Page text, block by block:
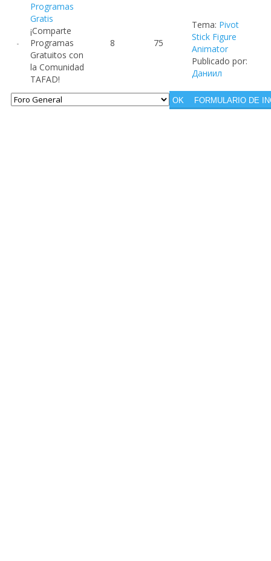
Programas
Gratis
¡Comparte
Programas
Gratuitos con
la Comunidad
TAFAD!
8 75
Tema: Pivot
Stick Figure
Animator
Publicado por:
Даниил